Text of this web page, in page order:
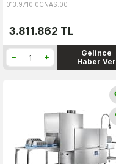
013.9710.0CNAS.00
3.811.862 TL
Gelince
Haber Ver